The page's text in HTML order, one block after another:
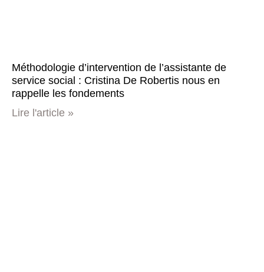
Méthodologie d’intervention de l’assistante de
service social : Cristina De Robertis nous en
rappelle les fondements
Lire l'article »